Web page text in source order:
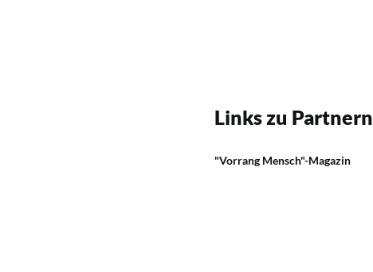
Links zu Partnern
"Vorrang Mensch"-Magazin